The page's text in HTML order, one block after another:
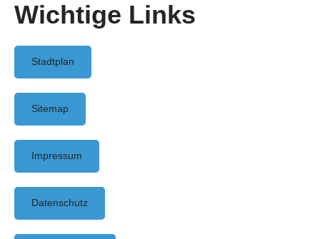
Wichtige Links
Stadtplan
Sitemap
Impressum
Datenschutz